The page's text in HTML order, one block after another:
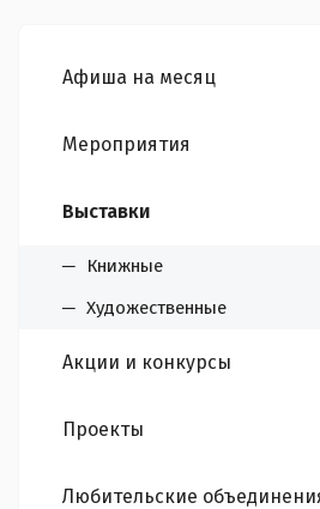
Афиша на месяц
Мероприятия
Выставки
Книжные
Художественные
Акции и конкурсы
Проекты
Любительские